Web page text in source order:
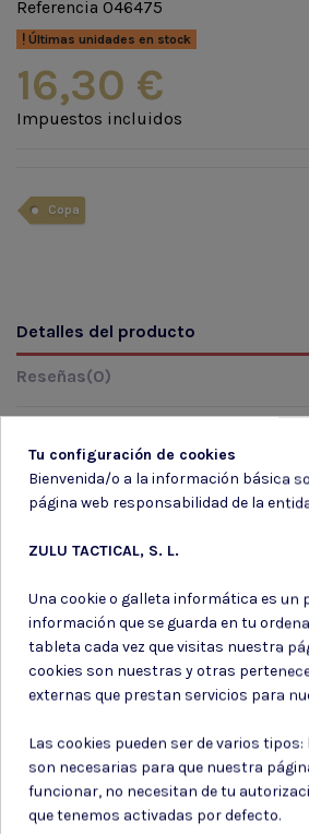
Referencia 046475
Últimas unidades en stock
16,30 €
Impuestos incluidos
Copa
Detalles del producto
Reseñas(0)
Marca
En stock 1 Artículo
Suscríbete a
Puede darse de baja en cualquier momento.
información de contacto en el
Consiento el uso de mis datos para los
Tu configuración de cookies
Bienvenida/o a la información básica
página web responsabilidad de la
ZULU TACTICAL, S. L.
Una cookie o galleta informática es un
información que se guarda en tu
tableta cada vez que visitas nuestra
cookies son nuestras y otras
externas que prestan servicios para
Las cookies pueden ser de varios
son necesarias para que nuestra
funcionar, no necesitan de tu
que tenemos activadas por defecto.